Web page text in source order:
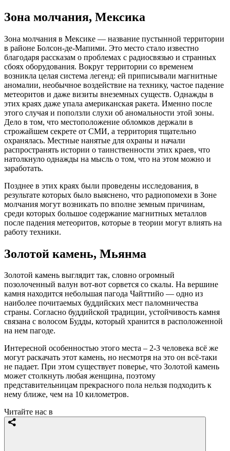
Зона молчания, Мексика
Зона молчания в Мексике — название пустынной территории
в районе Болсон-де-Мапими. Это место стало известно
благодаря рассказам о проблемах с радиосвязью и странных
сбоях оборудования. Вокруг территории со временем
возникла целая система легенд: ей приписывали магнитные
аномалии, необычное воздействие на технику, частое падение
метеоритов и даже визиты внеземных существ. Однажды в
этих краях даже упала американская ракета. Именно после
этого случая и поползли слухи об аномальности этой зоны.
Дело в том, что местоположение обломков держали в
строжайшем секрете от СМИ, а территория тщательно
охранялась. Местные нанятые для охраны и начали
распространять истории о таинственности этих краев, что
натолкнуло однажды на мысль о том, что на этом можно и
заработать.
Позднее в этих краях были проведены исследования, в
результате которых было выяснено, что радиопомехи в Зоне
молчания могут возникать по вполне земным причинам,
среди которых большое содержание магнитных металлов
после падения метеоритов, которые в теории могут влиять на
работу техники.
Золотой камень, Мьянма
Золотой камень выглядит так, словно огромный
позолоченный валун вот-вот сорвется со скалы. На вершине
камня находится небольшая пагода Чайттийо — одно из
наиболее почитаемых буддийских мест паломничества
страны. Согласно буддийской традиции, устойчивость камня
связана с волосом Будды, который хранится в расположенной
на нем пагоде.
Интересной особенностью этого места – 2-3 человека всё же
могут раскачать этот камень, но несмотря на это он всё-таки
не падает. При этом существует поверье, что Золотой камень
может столкнуть любая женщина, поэтому
представительницам прекрасного пола нельзя подходить к
нему ближе, чем на 10 километров.
Читайте нас в